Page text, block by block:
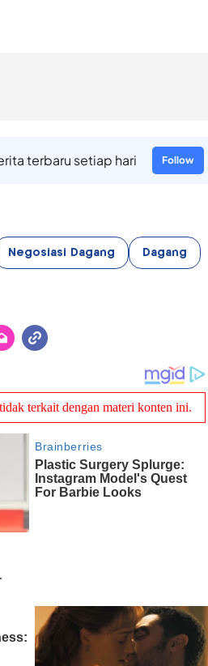
terbaru setiap hari Follow
Negosiasi Dagang Dagang